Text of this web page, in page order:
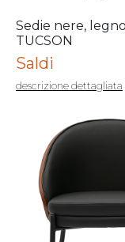
Sedie nere,
TUCSON
Saldi
descrizione dettagliata